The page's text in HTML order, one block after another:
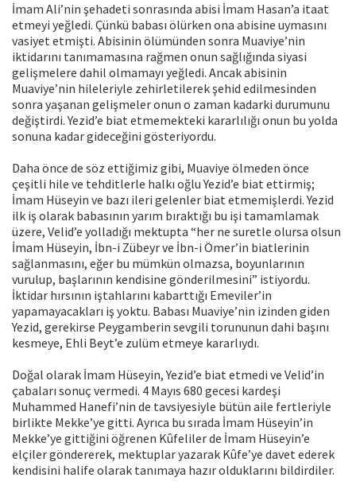
İmam Ali’nin şehadeti sonrasında abisi İmam Hasan’a itaat
etmeyi yeğledi. Çünkü babası ölürken ona abisine uymasını
vasiyet etmişti. Abisinin ölümünden sonra Muaviye’nin
iktidarını tanımamasına rağmen onun sağlığında siyasi
gelişmelere dahil olmamayı yeğledi. Ancak abisinin
Muaviye’nin hileleriyle zehirletilerek şehid edilmesinden
sonra yaşanan gelişmeler onun o zaman kadarki durumunu
değiştirdi. Yezid’e biat etmemekteki kararlılığı onun bu yolda
sonuna kadar gideceğini gösteriyordu.
Daha önce de söz ettiğimiz gibi, Muaviye ölmeden önce
çeşitli hile ve tehditlerle halkı oğlu Yezid’e biat ettirmiş;
İmam Hüseyin ve bazı ileri gelenler biat etmemişlerdi. Yezid
ilk iş olarak babasının yarım bıraktığı bu işi tamamlamak
üzere, Velid’e yolladığı mektupta “her ne suretle olursa olsun
İmam Hüseyin, İbn-i Zübeyr ve İbn-i Ömer’in biatlerinin
sağlanmasını, eğer bu mümkün olmazsa, boyunlarının
vurulup, başlarının kendisine gönderilmesini” istiyordu.
İktidar hırsının iştahlarını kabarttığı Emeviler’in
yapamayacakları iş yoktu. Babası Muaviye’nin izinden giden
Yezid, gerekirse Peygamberin sevgili torununun dahi başını
kesmeye, Ehli Beyt’e zulüm etmeye kararlıydı.
Doğal olarak İmam Hüseyin, Yezid’e biat etmedi ve Velid’in
çabaları sonuç vermedi. 4 Mayıs 680 gecesi kardeşi
Muhammed Hanefi’nin de tavsiyesiyle bütün aile fertleriyle
birlikte Mekke’ye gitti. Ayrıca bu sırada İmam Hüseyin’in
Mekke’ye gittiğini öğrenen Kûfeliler de İmam Hüseyin’e
elçiler göndererek, mektuplar yazarak Kûfe’ye davet ederek
kendisini halife olarak tanımaya hazır olduklarını bildirdiler.